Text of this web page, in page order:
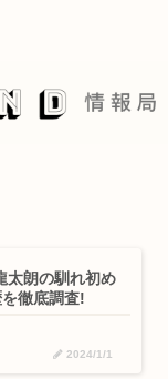
太朗の馴れ初め
徹底調査!
2024/1/1